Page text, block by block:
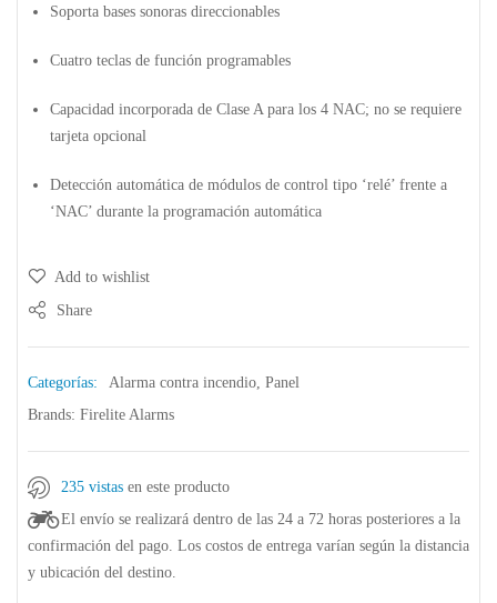
Soporta bases sonoras direccionables
Cuatro teclas de función programables
Capacidad incorporada de Clase A para los 4 NAC; no se requiere
tarjeta opcional
Detección automática de módulos de control tipo ‘relé’ frente a
‘NAC’ durante la programación automática
Add to wishlist
Share
Categorías: Alarma contra incendio Panel
Brands: Firelite Alarms
235 vistas en este producto
El envío se realizará dentro de las 24 a 72 horas posteriores a la
confirmación del pago. Los costos de entrega varían según la distancia
y ubicación del destino.